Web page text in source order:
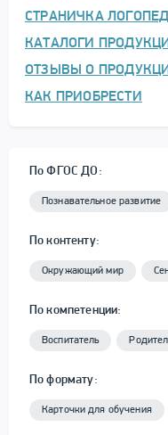
СТРАНИЧКА
КАТАЛОГИ
ОТЗЫВЫ О
КАК ПРИОБРЕСТИ
По ФГОС ДО:
Познавательное развитие
По контенту:
Окружающий мир
По компетенции:
Воспитатель
По формату:
Карточки для обучения